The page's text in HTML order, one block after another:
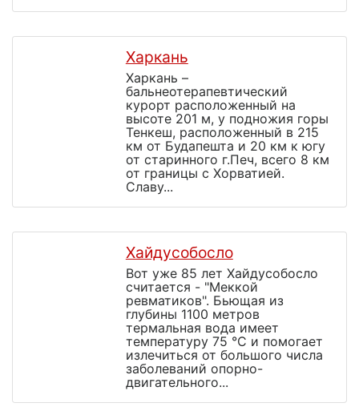
Харкань
Харкань –
бальнеотерапевтический
курорт расположенный на
высоте 201 м, у подножия горы
Тенкеш, расположенный в 215
км от Будапешта и 20 км к югу
от старинного г.Печ, всего 8 км
от границы с Хорватией.
Славу...
Хайдусобосло
Вот уже 85 лет Хайдусобосло
считается - "Меккой
ревматиков". Бьющая из
глубины 1100 метров
термальная вода имеет
температуру 75 °С и помогает
излечиться от большого числа
заболеваний опорно-
двигательного...